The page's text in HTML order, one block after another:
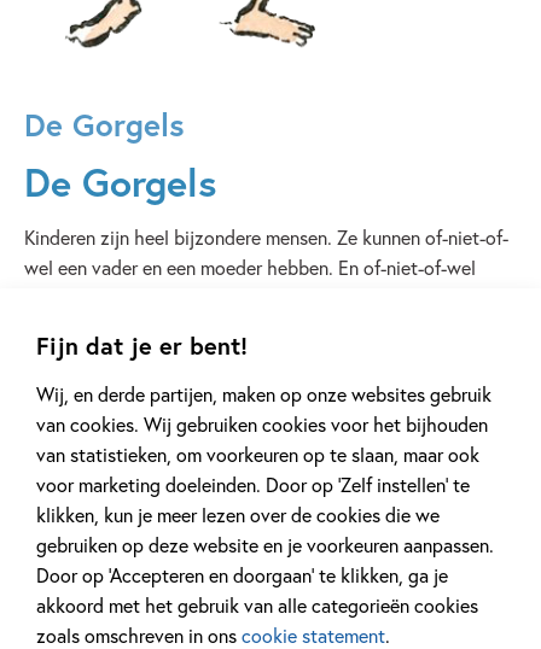
Fijn dat je er bent!
Wij, en derde partijen, maken op onze websites gebruik
van cookies. Wij gebruiken cookies voor het bijhouden
van statistieken, om voorkeuren op te slaan, maar ook
voor marketing doeleinden. Door op ‘Zelf instellen’ te
klikken, kun je meer lezen over de cookies die we
gebruiken op deze website en je voorkeuren aanpassen.
Door op ‘Accepteren en doorgaan’ te klikken, ga je
akkoord met het gebruik van alle categorieën cookies
zoals omschreven in onscookie statement.
De Gorgels
De Gorgels
Kinderen zijn heel bijzondere mensen. Ze kunnen of-niet-of-
wel een vader en een moeder hebben. En of-niet-of-wel
hebt om ze te zien. Die heeft niet iedereen... Cabaretier
Jochem Myjer is de bedenker en schrijver van de grappige
en spannende boeken over De Gorgels. Om voor te lezen of
zelf te lezen. Ontdekalle boeken over De Gorgels. In
november 2022 verscheen het nieuwe boek over De
Gorgels: De Gorgels en de laatste kans! In dit
superspannende slotdeel gaan Melle en Bobba naar het
Hoge Noorden voor hun grootste avontuur tot nu toe.
Joebelabambam!